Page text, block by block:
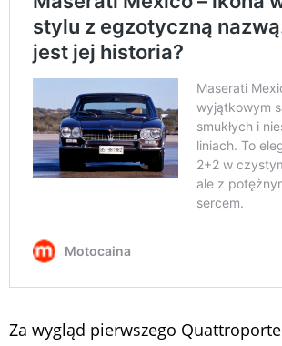
Za wygląd pierwszego Quattroporte